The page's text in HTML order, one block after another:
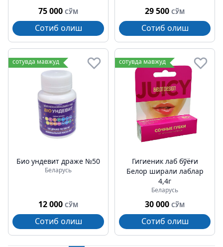
75 000 СЎМ
Сотиб олиш
29 500 СЎМ
Сотиб олиш
сотувда мавжуд
Био ундевит драже №50
Беларусь
12 000 СЎМ
Сотиб олиш
сотувда мавжуд
Гигиеник лаб бўёғи
Белор ширали лаблар
4,4г
Беларусь
30 000 СЎМ
Сотиб олиш